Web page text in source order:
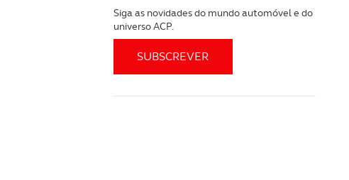
Siga as novidades do mundo automóvel e do
universo ACP.